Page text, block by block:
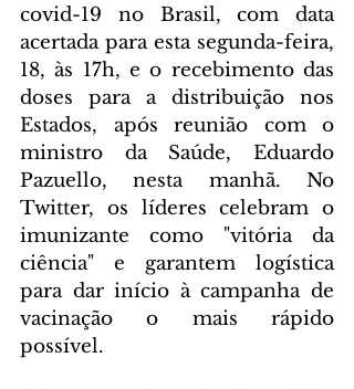
covid-19 no Brasil, com data
acertada para esta segunda-feira,
18, às 17h, e o recebimento das
doses para a distribuição nos
Estados, após reunião com o
ministro da Saúde, Eduardo
Pazuello, nesta manhã. No
Twitter, os líderes celebram o
imunizante como "vitória da
ciência" e garantem logística
para dar início à campanha de
vacinação o mais rápido
possível.